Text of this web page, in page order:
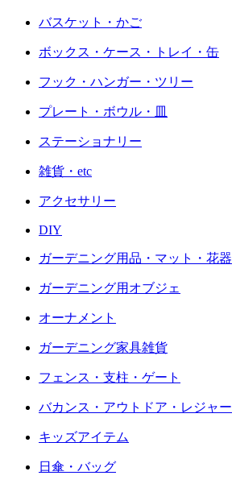
バスケット・かご
ボックス・ケース・トレイ・缶
フック・ハンガー・ツリー
プレート・ボウル・皿
ステーショナリー
雑貨・etc
アクセサリー
DIY
ガーデニング用品・マット・花器
ガーデニング用オブジェ
オーナメント
ガーデニング家具雑貨
フェンス・支柱・ゲート
バカンス・アウトドア・レジャー
キッズアイテム
日傘・バッグ